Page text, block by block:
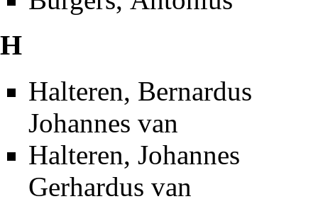
H
Halteren, Bernardus
Johannes van
Halteren, Johannes
Gerhardus van